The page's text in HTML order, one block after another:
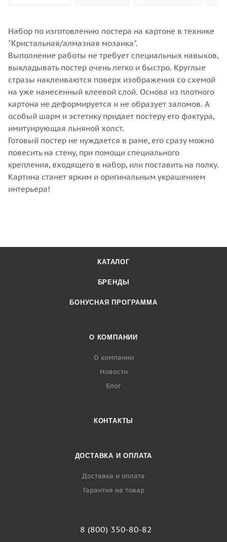
Набор по изготовлению постера на картоне в технике
"Кристальная/алмазная мозаика".
Выполнение работы не требует специальных навыков,
выкладывать постер очень легко и быстро. Круглые
стразы наклеиваются поверх изображения со схемой
на уже нанесенный клеевой слой. Основа из плотного
картона не деформируется и не образует заломов. А
особый шарм и эстетику придает постеру его фактура,
имитуирующая льняной холст.
Готовый постер не нуждается в раме, его сразу можно
повесить на стену, при помощи специального
крепления, входящего в набор, или поставить на полку.
Картина станет ярким и оригинальным украшением
интерьера!
КАТАЛОГ
БРЕНДЫ
БОНУСНАЯ ПРОГРАММА
О КОМПАНИИ
О компании
Новости
Блог
КОНТАКТЫ
ДОСТАВКА И ОПЛАТА
Доставка и оплата
Гарантия на товар
8 (800) 350-80-82